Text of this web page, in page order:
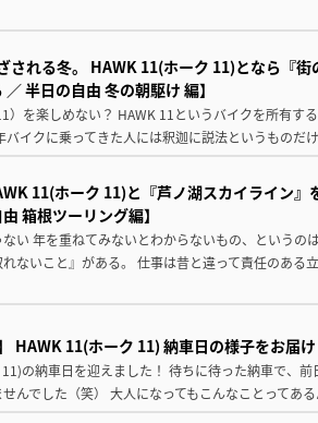
される冬。 HAWK 11(ホーク 11)となら『街
／ 半日の自由 冬の朝駆け 編】
）を楽しめない？ HAWK 11というバイクを所有す
バイクに乗ってきた人には釈迦に説法というものだ
11(ホーク 11)と『芦ノ湖スカイライン』
箱根ツーリング編】
い 年を重ねてみないとわからないもの、というの
ないこと』がある。 仕事は昔と違って責任のある
HAWK 11(ホーク 11) 納車日の様子をお届け
の納車日を迎えました！ 待ちに待った納車で、
んでした（笑） 大人になってもこんなことってあ